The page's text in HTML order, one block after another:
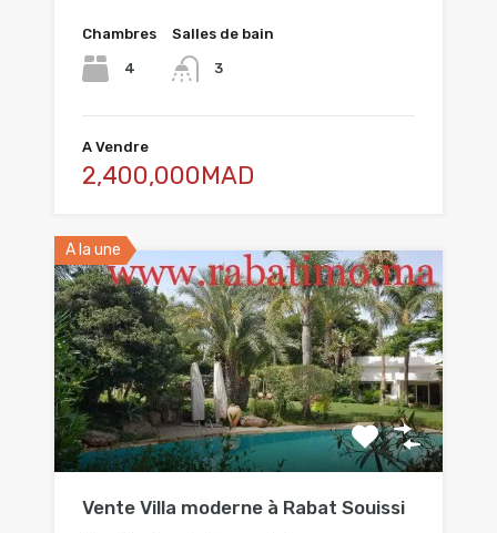
Chambres
4
Salles de bain
3
A Vendre
2,400,000MAD
A la une
Vente Villa moderne à Rabat Souissi